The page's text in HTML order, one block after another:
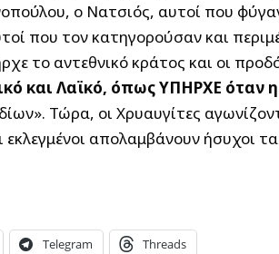
ο Νατσιός, αυτοί που
που τον κατηγορούσαν και
το αντεθνικό κράτος και οι
και Λαϊκό, όπως ΥΠΗΡΧΕ όταν
Τώρα, οι Χρυαυγίτες
εκλεγμένοι απολαμβάνουν ήσυχοι
Telegram Threads